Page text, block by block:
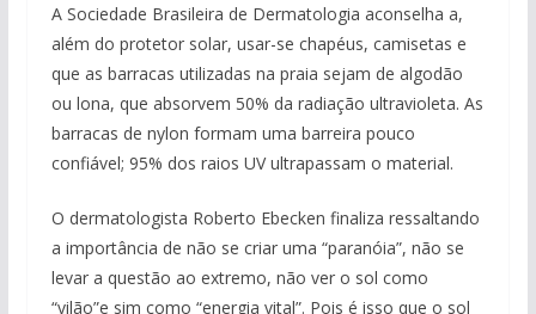
A Sociedade Brasileira de Dermatologia aconselha a,
além do protetor solar, usar-se chapéus, camisetas e
que as barracas utilizadas na praia sejam de algodão
ou lona, que absorvem 50% da radiação ultravioleta. As
barracas de nylon formam uma barreira pouco
confiável; 95% dos raios UV ultrapassam o material.
O dermatologista Roberto Ebecken finaliza ressaltando
a importância de não se criar uma “paranóia”, não se
levar a questão ao extremo, não ver o sol como
“vilão”e sim como “energia vital”. Pois é isso que o sol